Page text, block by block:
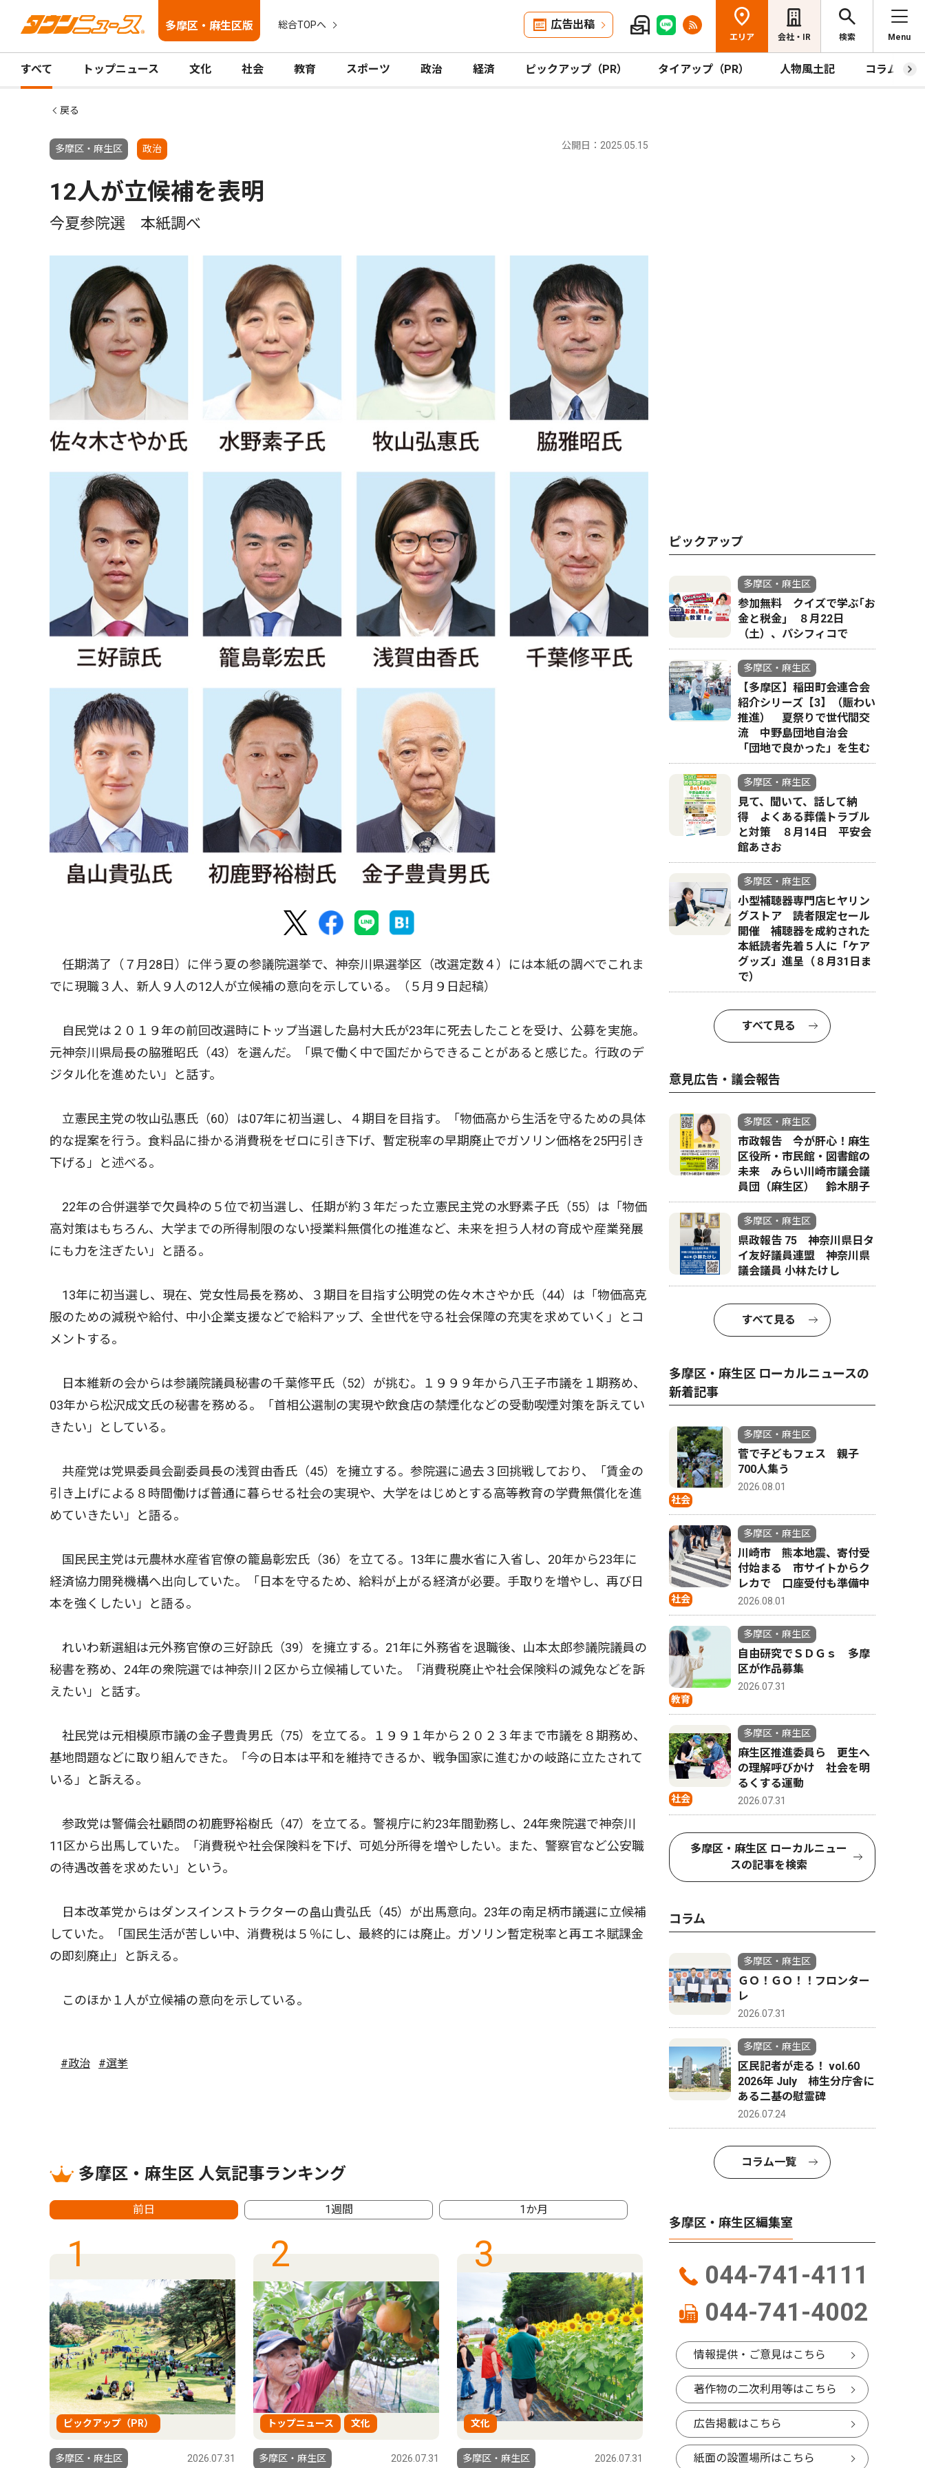
多摩区・麻生区版 総合TOPへ 広告出稿
エリア 会社・IR 検索 Menu
すべて トップニュース 文化 社会 教育 スポーツ 政治 経済 ピックアップ（PR） タイアップ（PR） 人物風土記 コラム
戻る
多摩区・麻生区 政治 公開日：2025.05.15
12人が立候補を表明
今夏参院選 本紙調べ
任期満了（７月28日）に伴う夏の参議院選挙で、神奈川県選挙区（改選定数４）には本紙の調べでこれま
でに現職３人、新人９人の12人が立候補の意向を示している。（５月９日起稿）
自民党は２０１９年の前回改選時にトップ当選した島村大氏が23年に死去したことを受け、公募を実施。
元神奈川県局長の脇雅昭氏（43）を選んだ。「県で働く中で国だからできることがあると感じた。行政のデ
ジタル化を進めたい」と話す。
立憲民主党の牧山弘惠氏（60）は07年に初当選し、４期目を目指す。「物価高から生活を守るための具体
的な提案を行う。食料品に掛かる消費税をゼロに引き下げ、暫定税率の早期廃止でガソリン価格を25円引き
下げる」と述べる。
22年の合併選挙で欠員枠の５位で初当選し、任期が約３年だった立憲民主党の水野素子氏（55）は「物価
高対策はもちろん、大学までの所得制限のない授業料無償化の推進など、未来を担う人材の育成や産業発展
にも力を注ぎたい」と語る。
13年に初当選し、現在、党女性局長を務め、３期目を目指す公明党の佐々木さやか氏（44）は「物価高克
服のための減税や給付、中小企業支援などで給料アップ、全世代を守る社会保障の充実を求めていく」とコ
メントする。
日本維新の会からは参議院議員秘書の千葉修平氏（52）が挑む。１９９９年から八王子市議を１期務め、
03年から松沢成文氏の秘書を務める。「首相公選制の実現や飲食店の禁煙化などの受動喫煙対策を訴えてい
きたい」としている。
共産党は党県委員会副委員長の浅賀由香氏（45）を擁立する。参院選に過去３回挑戦しており、「賃金の
引き上げによる８時間働けば普通に暮らせる社会の実現や、大学をはじめとする高等教育の学費無償化を進
めていきたい」と語る。
国民民主党は元農林水産省官僚の籠島彰宏氏（36）を立てる。13年に農水省に入省し、20年から23年に
経済協力開発機構へ出向していた。「日本を守るため、給料が上がる経済が必要。手取りを増やし、再び日
本を強くしたい」と語る。
れいわ新選組は元外務官僚の三好諒氏（39）を擁立する。21年に外務省を退職後、山本太郎参議院議員の
秘書を務め、24年の衆院選では神奈川２区から立候補していた。「消費税廃止や社会保険料の減免などを訴
えたい」と話す。
社民党は元相模原市議の金子豊貴男氏（75）を立てる。１９９１年から２０２３年まで市議を８期務め、
基地問題などに取り組んできた。「今の日本は平和を維持できるか、戦争国家に進むかの岐路に立たされて
いる」と訴える。
参政党は警備会社顧問の初鹿野裕樹氏（47）を立てる。警視庁に約23年間勤務し、24年衆院選で神奈川
11区から出馬していた。「消費税や社会保険料を下げ、可処分所得を増やしたい。また、警察官など公安職
の待遇改善を求めたい」という。
日本改革党からはダンスインストラクターの畠山貴弘氏（45）が出馬意向。23年の南足柄市議選に立候補
していた。「国民生活が苦しい中、消費税は５％にし、最終的には廃止。ガソリン暫定税率と再エネ賦課金
の即刻廃止」と訴える。
このほか１人が立候補の意向を示している。
#政治 #選挙
多摩区・麻生区 人気記事ランキング
前日 1週間 1か月
1
ピックアップ（PR）
多摩区・麻生区 2026.07.31
2
トップニュース 文化
多摩区・麻生区 2026.07.31
3
文化
多摩区・麻生区 2026.07.31
4
社会
多摩区・麻生区 2026.07.31
ピックアップ
多摩区・麻生区
参加無料 クイズで学ぶ｢お
金と税金｣ ８月22日
（土）、パシフィコで
多摩区・麻生区
【多摩区】稲田町会連合会
紹介シリーズ【3】（賑わい
推進） 夏祭りで世代間交
流 中野島団地自治会
「団地で良かった」を生む
多摩区・麻生区
見て、聞いて、話して納
得 よくある葬儀トラブル
と対策 ８月14日 平安会
館あさお
多摩区・麻生区
小型補聴器専門店ヒヤリン
グストア 読者限定セール
開催 補聴器を成約された
本紙読者先着５人に「ケア
グッズ」進呈（８月31日ま
で）
すべて見る
意見広告・議会報告
多摩区・麻生区
市政報告 今が肝心！麻生
区役所・市民館・図書館の
未来 みらい川崎市議会議
員団（麻生区） 鈴木朋子
多摩区・麻生区
県政報告 75 神奈川県日タ
イ友好議員連盟 神奈川県
議会議員 小林たけし
すべて見る
多摩区・麻生区 ローカルニュースの
新着記事
社会
多摩区・麻生区
菅で子どもフェス 親子
700人集う
2026.08.01
社会
多摩区・麻生区
川崎市 熊本地震、寄付受
付始まる 市サイトからク
レカで 口座受付も準備中
2026.08.01
教育
多摩区・麻生区
自由研究でＳＤＧｓ 多摩
区が作品募集
2026.07.31
社会
多摩区・麻生区
麻生区推進委員ら 更生へ
の理解呼びかけ 社会を明
るくする運動
2026.07.31
多摩区・麻生区 ローカルニュー
スの記事を検索
コラム
多摩区・麻生区
ＧＯ！ＧＯ！！フロンター
レ
2026.07.31
多摩区・麻生区
区民記者が走る！ vol.60
2026年 July 柿生分庁舎に
ある二基の慰霊碑
2026.07.24
コラム一覧
多摩区・麻生区編集室
044-741-4111
044-741-4002
情報提供・ご意見はこちら
著作物の二次利用等はこちら
広告掲載はこちら
紙面の設置場所はこちら